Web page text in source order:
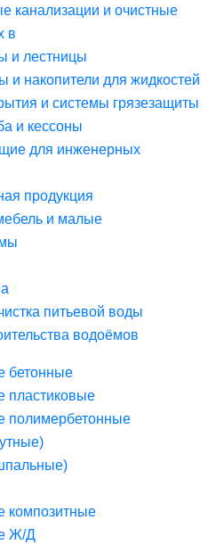
канализации и очистные
в
и лестницы
и накопители для жидкостей
и системы грязезащиты
и кессоны
для инженерных
продукция
и малые
питьевой воды
водоёмов
бетонные
пластиковые
полимербетонные
композитные
Ж/Д